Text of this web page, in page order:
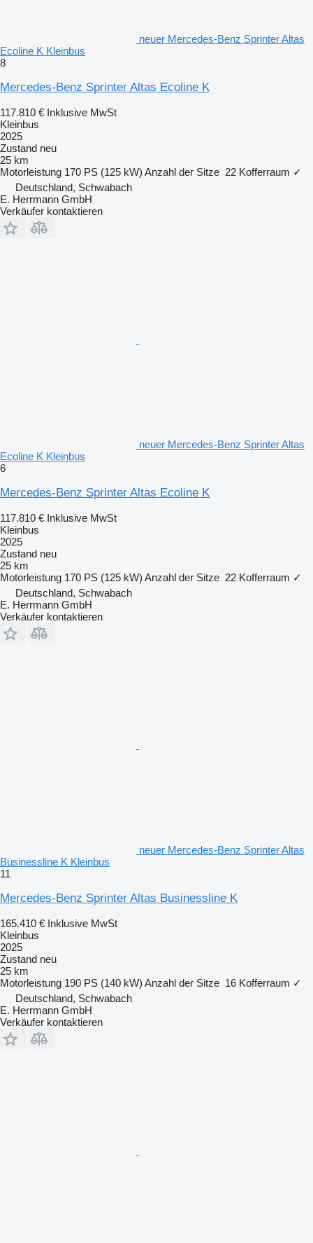
neuer Mercedes-Benz Sprinter Altas
Ecoline K Kleinbus
8
Mercedes-Benz Sprinter Altas Ecoline K
117.810 € Inklusive MwSt
Kleinbus
2025
Zustand neu
25 km
Motorleistung 170 PS (125 kW) Anzahl der Sitze 22 Kofferraum ✓
Deutschland, Schwabach
E. Herrmann GmbH
Verkäufer kontaktieren
neuer Mercedes-Benz Sprinter Altas
Ecoline K Kleinbus
6
Mercedes-Benz Sprinter Altas Ecoline K
117.810 € Inklusive MwSt
Kleinbus
2025
Zustand neu
25 km
Motorleistung 170 PS (125 kW) Anzahl der Sitze 22 Kofferraum ✓
Deutschland, Schwabach
E. Herrmann GmbH
Verkäufer kontaktieren
neuer Mercedes-Benz Sprinter Altas
Businessline K Kleinbus
11
Mercedes-Benz Sprinter Altas Businessline K
165.410 € Inklusive MwSt
Kleinbus
2025
Zustand neu
25 km
Motorleistung 190 PS (140 kW) Anzahl der Sitze 16 Kofferraum ✓
Deutschland, Schwabach
E. Herrmann GmbH
Verkäufer kontaktieren